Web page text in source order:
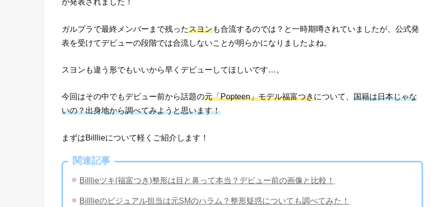
ガルプラで最終メンバーまで残ったスヨンも合流するのでは？と一時期噂されていましたが、公式発
表を受けてデビューの段階では合流しないことが明らかになりましたよね。
スヨンも違う形でもいいから早くデビューしてほしいです…。
今回はその中でもデビュー前から話題の元「Popteen」モデル福富つきについて、 国籍は日本じゃな
いの？出身地から調べてみようと思います！
まずはBilllieについて軽くご紹介します！
関連記事
Billlieツキ(福富つき)整形は目と鼻って本当？デビュー前の画像と比較！
Billlieのビジュアル担当は元SMのハラム？整形疑惑についても調べてみた！